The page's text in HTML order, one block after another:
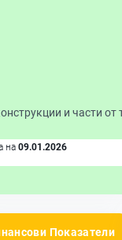
и части от
на 09.01.2026
Показатели